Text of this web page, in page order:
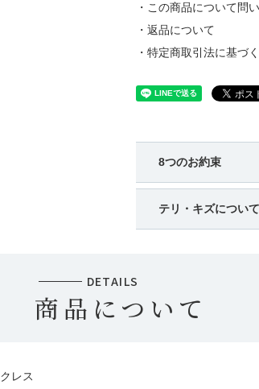
・この商品について問
・返品について
・特定商取引法に基づ
8つのお約束
テリ・キズについて
DETAILS
商品について
レス